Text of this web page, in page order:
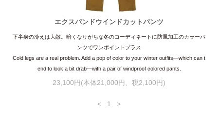
エクスパンドウインドカットパンツ
下半身の冷えは大敵。暗くなりがちな冬のコーディネートに防風加工のカラーパ
ンツでワンポイントプラス
Cold legs are a real problem. Add a pop of color to your winter outfits—which can t
end to look a bit drab—with a pair of windproof colored pants.
23,100円(本体21,000円、税2,100円)
< 1 >